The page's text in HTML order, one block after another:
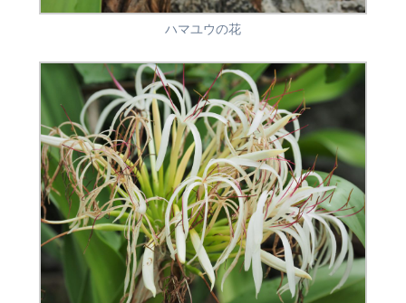
ハマユウの花